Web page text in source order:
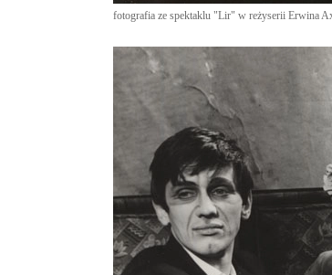
fotografia ze spektaklu "Lir" w reżyserii Erwina